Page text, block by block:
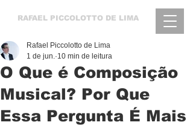
RAFAEL PICCOLOTTO DE LIMA
O Que é Composição
Musical? Por Que
Essa Pergunta É Mais
Rafael Piccolotto de Lima
1 de jun. 10 min de leitura